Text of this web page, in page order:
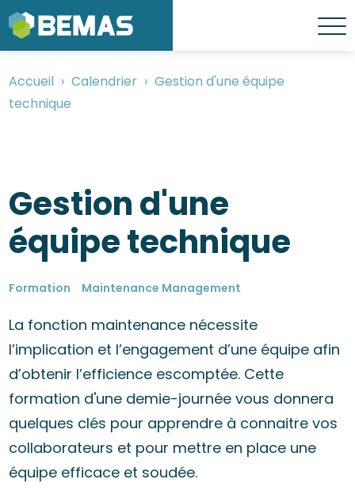
Aller
au
contenu
principal
Menu
Fil
d'Ariane
Accueil Calendrier
Gestion d'une équipe
technique
Gestion d'une
équipe technique
Formation Maintenance Management
La fonction maintenance nécessite
l’implication et l’engagement d’une équipe afin
d’obtenir l’efficience escomptée. Cette
formation d'une demie-journée vous donnera
quelques clés pour apprendre à connaitre vos
collaborateurs et pour mettre en place une
équipe efficace et soudée.